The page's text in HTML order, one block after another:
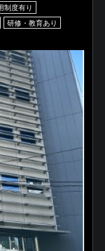
制度有り
研修・教育あり